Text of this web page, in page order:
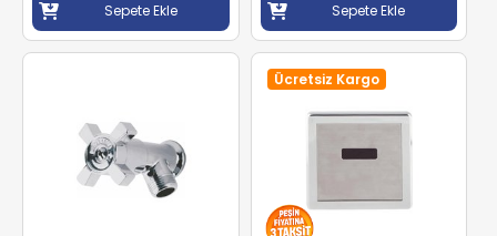
Sepete Ekle Sepete Ekle
Ücretsiz Kargo